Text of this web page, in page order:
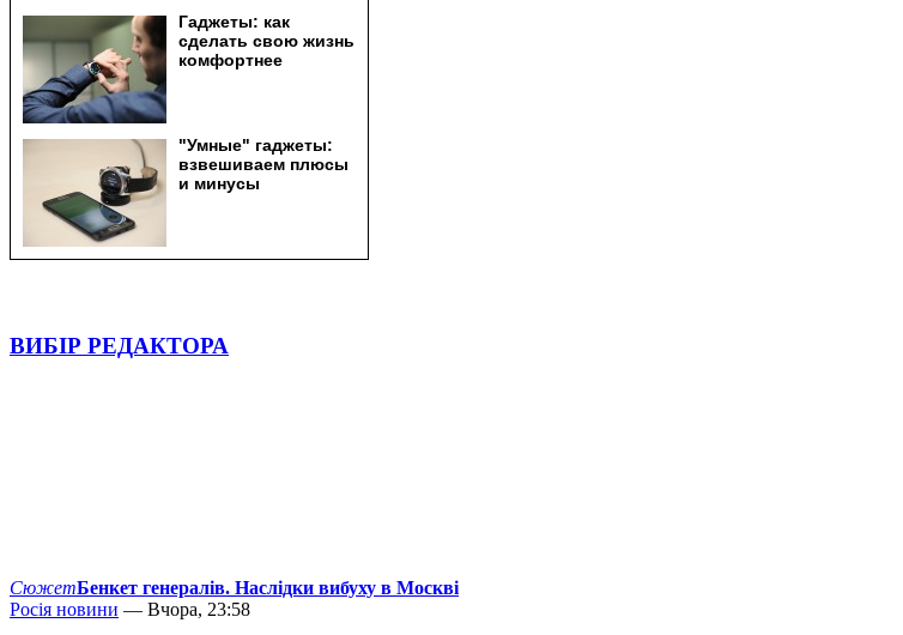
ВИБІР РЕДАКТОРА
СюжетБенкет генералів. Наслідки вибуху в Москві
Росія новини — Вчора, 23:58